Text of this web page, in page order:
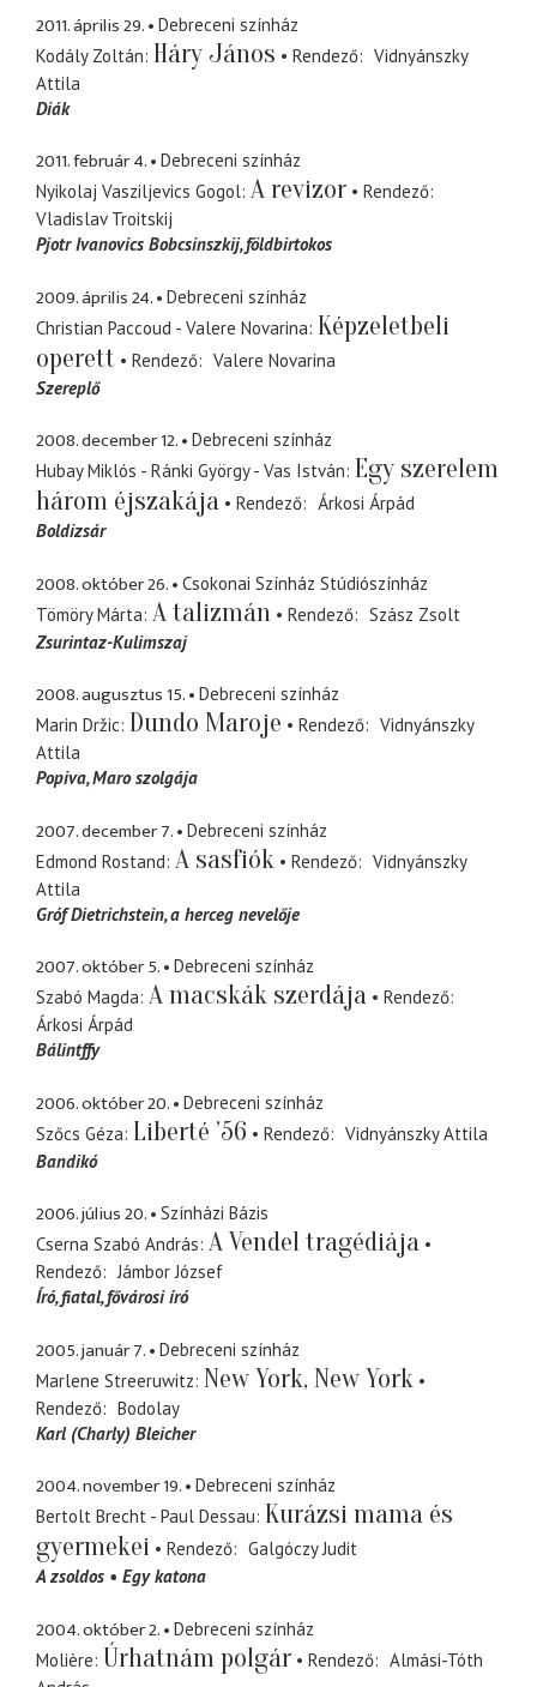
2011. április 29.
Debreceni színház
Kodály Zoltán Háry János Rendező
Vidnyánszky
Attila
Diák
2011. február 4.
Debreceni színház
Nyikolaj Vasziljevics Gogol A revizor
Rendező
Vladislav Troitskij
Pjotr Ivanovics Bobcsinszkij földbirtokos
2009. április 24.
Debreceni színház
Christian Paccoud - Valere Novarina Képzeletbeli
operett
Rendező
Valere Novarina
Szereplő
2008. december 12.
Debreceni színház
Hubay Miklós - Ránki György - Vas István Egy szerelem
három éjszakája
Rendező
Árkosi Árpád
Boldizsár
2008. október 26.
Csokonai Színház Stúdiószínház
Tömöry Márta A talizmán Rendező
Szász Zsolt
Zsurintaz-Kulimszaj
2008. augusztus 15.
Debreceni színház
Marin Držic Dundo Maroje Rendező
Vidnyánszky
Attila
Popiva Maro szolgája
2007. december 7.
Debreceni színház
Edmond Rostand A sasfiók Rendező
Vidnyánszky
Attila
Gróf Dietrichstein a herceg nevelője
2007. október 5.
Debreceni színház
Szabó Magda A macskák szerdája
Rendező
Árkosi Árpád
Bálintffy
2006. október 20.
Debreceni színház
Szőcs Géza Liberté ’56 Rendező
Vidnyánszky Attila
Bandikó
2006. július 20.
Színházi Bázis
Cserna Szabó András A Vendel tragédiája
Rendező
Jámbor József
Író fiatal, fővárosi író
2005. január 7.
Debreceni színház
Marlene Streeruwitz New York, New York
Rendező
Bodolay
Karl (Charly) Bleicher
2004. november 19.
Debreceni színház
Bertolt Brecht - Paul Dessau Kurázsi mama és
gyermekei
Rendező
Galgóczy Judit
A zsoldos
Egy katona
2004. október 2.
Debreceni színház
Molière Úrhatnám polgár Rendező
Almási-Tóth